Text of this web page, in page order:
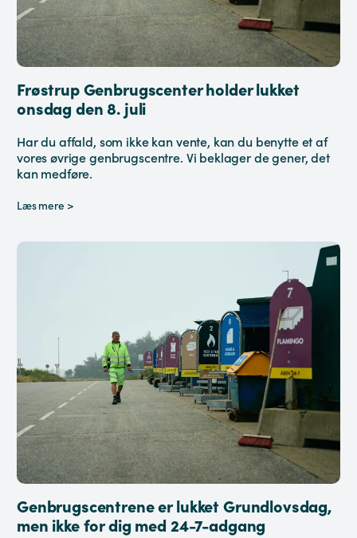
Frøstrup Genbrugscenter holder lukket
onsdag den 8. juli
Har du affald, som ikke kan vente, kan du benytte et af
vores øvrige genbrugscentre. Vi beklager de gener, det
kan medføre.
Læs mere >
Genbrugscentrene er lukket Grundlovsdag,
men ikke for dig med 24-7-adgang